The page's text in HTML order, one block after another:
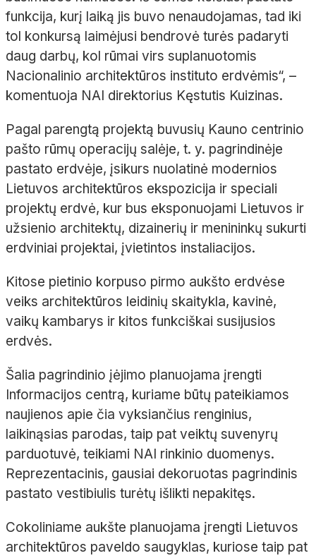
funkcija, kurį laiką jis buvo nenaudojamas, tad iki
tol konkursą laimėjusi bendrovė turės padaryti
daug darbų, kol rūmai virs suplanuotomis
Nacionalinio architektūros instituto erdvėmis“, –
komentuoja NAI direktorius Kęstutis Kuizinas.
Pagal parengtą projektą buvusių Kauno centrinio
pašto rūmų operacijų salėje, t. y. pagrindinėje
pastato erdvėje, įsikurs nuolatinė modernios
Lietuvos architektūros ekspozicija ir speciali
projektų erdvė, kur bus eksponuojami Lietuvos ir
užsienio architektų, dizainerių ir menininkų sukurti
erdviniai projektai, įvietintos instaliacijos.
Kitose pietinio korpuso pirmo aukšto erdvėse
veiks architektūros leidinių skaitykla, kavinė,
vaikų kambarys ir kitos funkciškai susijusios
erdvės.
Šalia pagrindinio įėjimo planuojama įrengti
Informacijos centrą, kuriame būtų pateikiamos
naujienos apie čia vyksiančius renginius,
laikinąsias parodas, taip pat veiktų suvenyrų
parduotuvė, teikiami NAI rinkinio duomenys.
Reprezentacinis, gausiai dekoruotas pagrindinis
pastato vestibiulis turėtų išlikti nepakitęs.
Cokoliniame aukšte planuojama įrengti Lietuvos
architektūros paveldo saugyklas, kuriose taip pat